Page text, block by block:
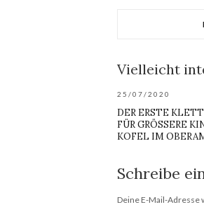
Vielleicht
25/07/2020
DER ERSTE
FÜR GRÖSSERE
OFEL IM
Schreibe
Deine E-Mail-